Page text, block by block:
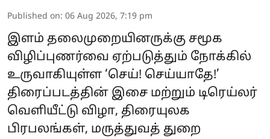
Published on: 06 Aug 2026, 7:19 pm
இளம் தலைமுறையினருக்கு சமூக
விழிப்புணர்வை ஏற்படுத்தும் நோக்கில்
உருவாகியுள்ள ‘செய்! செய்யாதே!’
திரைப்படத்தின் இசை மற்றும் டிரெய்லர்
வெளியீட்டு விழா, திரையுலக
பிரபலங்கள், மருத்துவத் துறை